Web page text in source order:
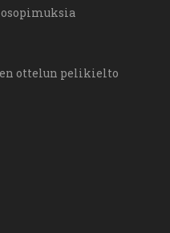
ottelun pelikielto